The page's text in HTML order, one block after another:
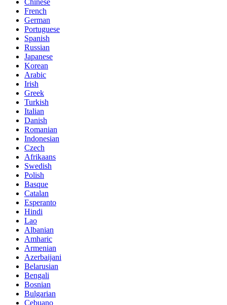
Chinese
French
German
Portuguese
Spanish
Russian
Japanese
Korean
Arabic
Irish
Greek
Turkish
Italian
Danish
Romanian
Indonesian
Czech
Afrikaans
Swedish
Polish
Basque
Catalan
Esperanto
Hindi
Lao
Albanian
Amharic
Armenian
Azerbaijani
Belarusian
Bengali
Bosnian
Bulgarian
Cebuano